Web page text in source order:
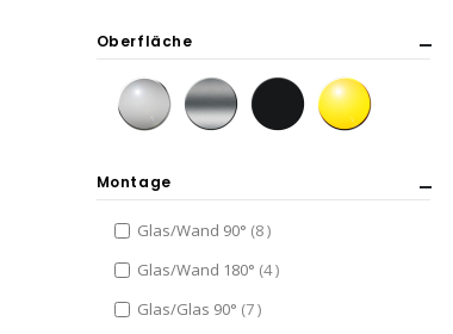
Oberfläche
Montage
Glas/Wand 90° 8items
Glas/Wand 180° 4items
Glas/Glas 90° 7items